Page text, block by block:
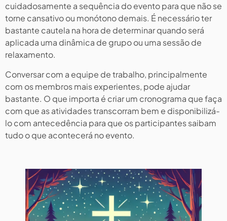
cuidadosamente a sequência do evento para que não se
torne cansativo ou monótono demais. É necessário ter
bastante cautela na hora de determinar quando será
aplicada uma dinâmica de grupo ou uma sessão de
relaxamento.
Conversar com a equipe de trabalho, principalmente
com os membros mais experientes, pode ajudar
bastante. O que importa é criar um cronograma que faça
com que as atividades transcorram bem e disponibilizá-
lo com antecedência para que os participantes saibam
tudo o que acontecerá no evento.